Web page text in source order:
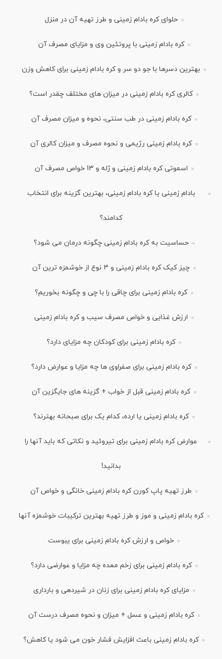
حلوای کره بادام زمینی و طرز تهیه آن در منزل
کره بادام زمینی با پروتئین وی و مزایای مصرف آن
بهترین دسرها با جو دو سر و کره بادام زمینی برای کاهش وزن
کالری کره بادام زمینی در میزان های مختلف چقدر است؟
کره بادام زمینی در طب سنتی، نحوه و میزان مصرف آن
کره بادام زمینی رژیمی و نحوه مصرف و میزان کالری آن
اسموتی کره بادام زمینی و ژله و 13 خواص مصرف آن
بادام زمینی یا کره بادام زمینی، بهترین گزینه برای انتخاب
کدامند؟
حساسیت به کره بادام زمینی چگونه درمان می شود؟
چیز کیک کره بادام زمینی و 3 نوع از خوشمزه ترین آن
کره بادام زمینی برای چاقی را با چی و چگونه بخوریم؟
ارزش غذایی و خواص مصرف سیب و کره بادام زمینی
کره بادام زمینی برای کودکان چه مزایای دارد؟
کره بادام زمینی برای صفراوی ها چه مزایا و عوارض دارد؟
کره بادام زمینی قبل از خواب + گزینه های جایگزین آن
کره بادام زمینی یا ارده، کدام یک برای صبحانه بهترند؟
عوارض کره بادام زمینی برای تیروئید و نکاتی که باید آنها را
بدانید!
طرز تهیه پاپ کورن کره بادام زمینی خانگی و خواص آن
کره بادام زمینی و موز و طرز تهیه بهترین ترکیبات خوشمزه آنها
خواص و ارزش کره بادام زمینی برای یبوست
کره بادام زمینی برای زخم معده چه مزایا و عوارضی دارد؟
مزایای کره بادام زمینی برای زنان در شیردهی و بارداری
کره بادام زمینی و عسل + میزان و نحوه مصرف درست آن
کره بادام زمینی باعث افزایش فشار خون می شود یا کاهش؟